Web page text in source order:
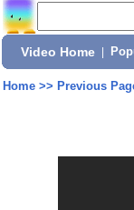
Video Home
Home>> Previous